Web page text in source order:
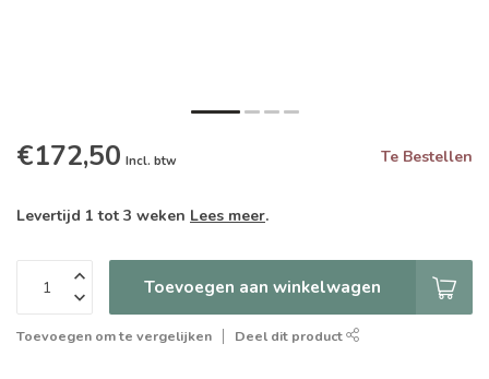
€172,50 Incl. btw Te Bestellen
Levertijd 1 tot 3 weken Lees meer.
Toevoegen aan winkelwagen
Toevoegen om te vergelijken Deel dit product